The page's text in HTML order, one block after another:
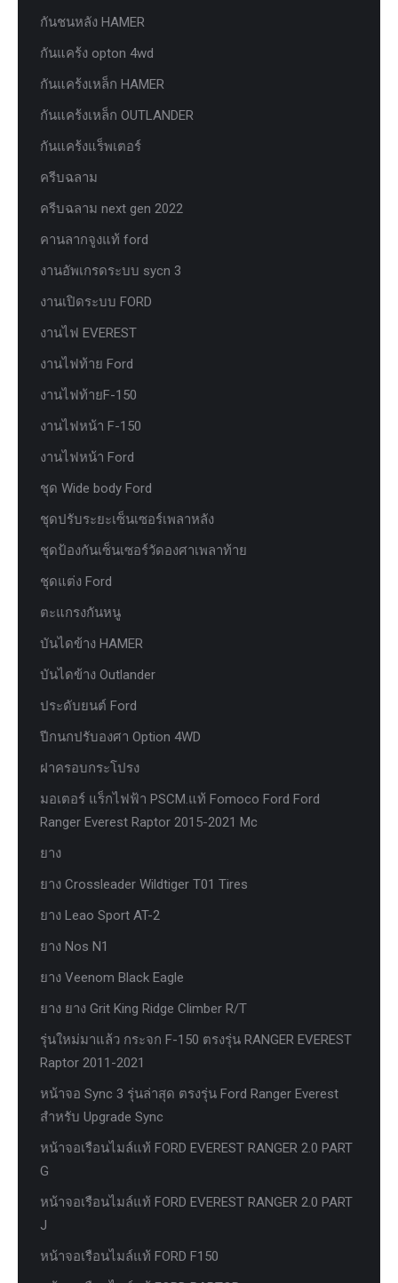
กันชนหลัง HAMER
กันแคร้ง opton 4wd
กันแคร้งเหล็ก HAMER
กันแคร้งเหล็ก OUTLANDER
กันแคร้งแร็พเตอร์
ครีบฉลาม
ครีบฉลาม next gen 2022
คานลากจูงแท้ ford
งานอัพเกรดระบบ sycn 3
งานเปิดระบบ FORD
งานไฟ EVEREST
งานไฟท้าย Ford
งานไฟท้ายF-150
งานไฟหน้า F-150
งานไฟหน้า Ford
ชุด Wide body Ford
ชุดปรับระยะเซ็นเซอร์เพลาหลัง
ชุดป้องกันเซ็นเซอร์วัดองศาเพลาท้าย
ชุดแต่ง Ford
ตะแกรงกันหนู
บันไดข้าง HAMER
บันไดข้าง Outlander
ประดับยนต์ Ford
ปีกนกปรับองศา Option 4WD
ฝาครอบกระโปรง
มอเตอร์ แร็กไฟฟ้า PSCM.แท้ Fomoco Ford Ford
Ranger Everest Raptor 2015-2021 Mc
ยาง
ยาง Crossleader Wildtiger T01 Tires
ยาง Leao Sport AT-2
ยาง Nos N1
ยาง Veenom Black Eagle
ยาง ยาง Grit King Ridge Climber R/T
รุ่นใหม่มาแล้ว กระจก F-150 ตรงรุ่น RANGER EVEREST
Raptor 2011-2021
หน้าจอ Sync 3 รุ่นล่าสุด ตรงรุ่น Ford Ranger Everest
สำหรับ Upgrade Sync
หน้าจอเรือนไมล์แท้ FORD EVEREST RANGER 2.0 PART
G
หน้าจอเรือนไมล์แท้ FORD EVEREST RANGER 2.0 PART
J
หน้าจอเรือนไมล์แท้ FORD F150